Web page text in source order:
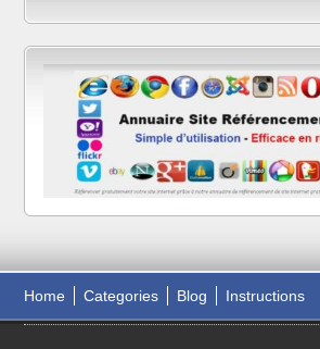
Home Categories Blog Instructions